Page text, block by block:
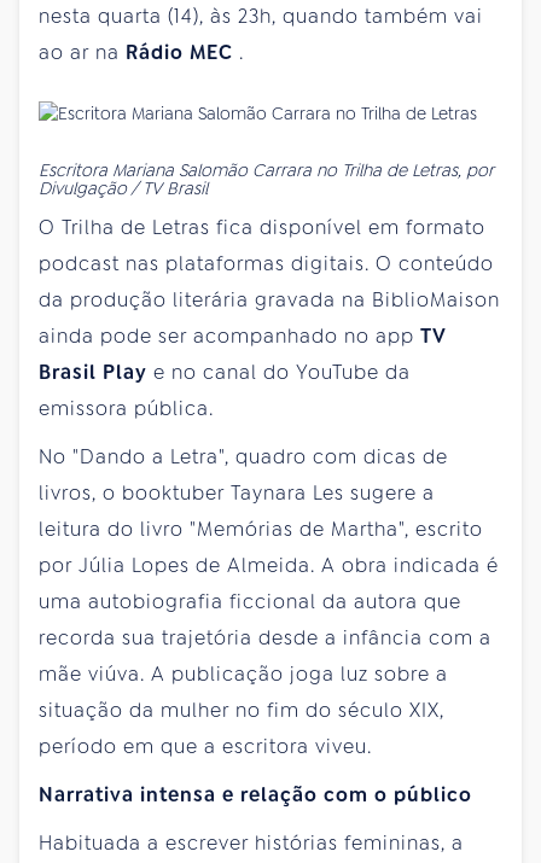
nesta quarta (14), às 23h, quando também vai
ao ar na Rádio MEC .
Escritora Mariana Salomão Carrara no Trilha de Letras, por
Divulgação / TV Brasil
O Trilha de Letras fica disponível em formato
podcast nas plataformas digitais. O conteúdo
da produção literária gravada na BiblioMaison
ainda pode ser acompanhado no app TV
Brasil Play e no canal do YouTube da
emissora pública.
No "Dando a Letra", quadro com dicas de
livros, o booktuber Taynara Les sugere a
leitura do livro "Memórias de Martha", escrito
por Júlia Lopes de Almeida. A obra indicada é
uma autobiografia ficcional da autora que
recorda sua trajetória desde a infância com a
mãe viúva. A publicação joga luz sobre a
situação da mulher no fim do século XIX,
período em que a escritora viveu.
Narrativa intensa e relação com o público
Habituada a escrever histórias femininas, a